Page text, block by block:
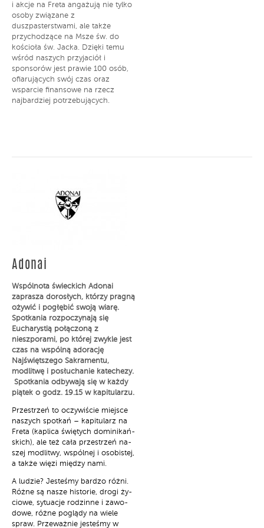
i akcje na Freta angażują nie tylko
osoby związane z
duszpasterstwami, ale także
przychodzące na Msze św. do
kościoła św. Jacka. Dzięki temu
wśród naszych przyjaciół i
sponsorów jest prawie 100 osób,
ofiarujących swój czas oraz
wsparcie finansowe na rzecz
najbardziej potrzebujących.
Adonai
Wspólnota świeckich Adonai
zaprasza dorosłych, którzy pragną
ożywić i pogłębić swoją wiarę.
Spotkania rozpoczynają się
Eucharystią połączoną z
nieszporami, po której zwykle jest
czas na wspólną adorację
Najświętszego Sakramentu,
modlitwę i posłuchanie katechezy.
Spotkania odbywają się w każdy
piątek o godz. 19.15 w kapitularzu.
Prze­strzeń to oczy­wi­ście miej­sce
na­szych spo­tkań – ka­pi­tu­larz na
Fre­ta (ka­pli­ca świę­tych do­mi­ni­kań­
skich), ale też ca­ła prze­strzeń na­
szej mo­dli­twy, wspól­nej i oso­bi­stej,
a tak­że wię­zi mię­dzy na­mi.
A lu­dzie? Je­ste­śmy bar­dzo róż­ni.
Róż­ne są na­sze hi­sto­rie, dro­gi ży­
cio­we, sy­tu­acje ro­dzin­ne i za­wo­
do­we, róż­ne po­glą­dy na wie­le
spraw. Prze­waż­nie je­ste­śmy w